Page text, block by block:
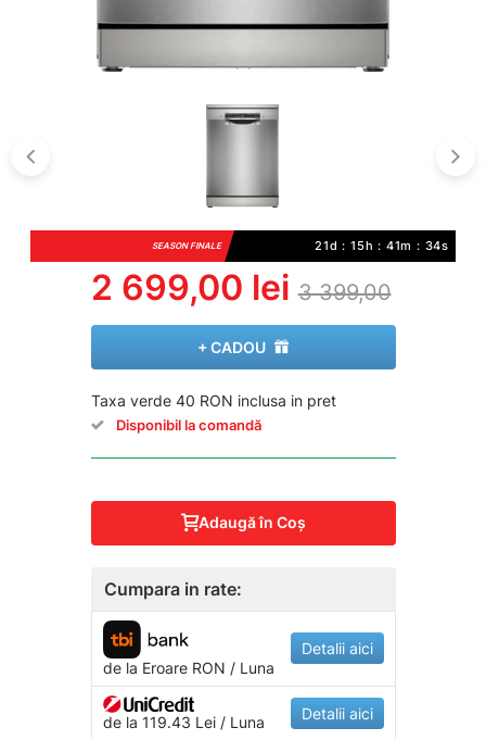
SEASON FINALE 21d : 15h : 41m : 34s
2 699,00 lei 3 399,00
+ CADOU
Taxa verde 40 RON inclusa in pret
Disponibil la comandă
Adaugă în Coş
Cumpara in rate:
de la EroareRON / Luna
Detalii aici
de la 119.43 Lei / Luna Detalii aici